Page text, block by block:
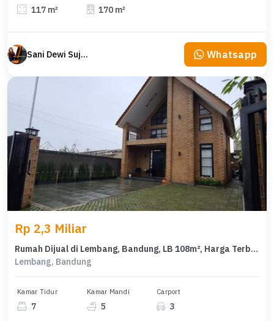
117 m² 170 m²
Sani Dewi Sujono Whatsapp
Rp 2,3 Miliar
Rumah Dijual di Lembang, Bandung, LB 108m², Harga Terbaik!
Lembang, Bandung
Kamar Tidur
7
Kamar Mandi
5
Carport
3